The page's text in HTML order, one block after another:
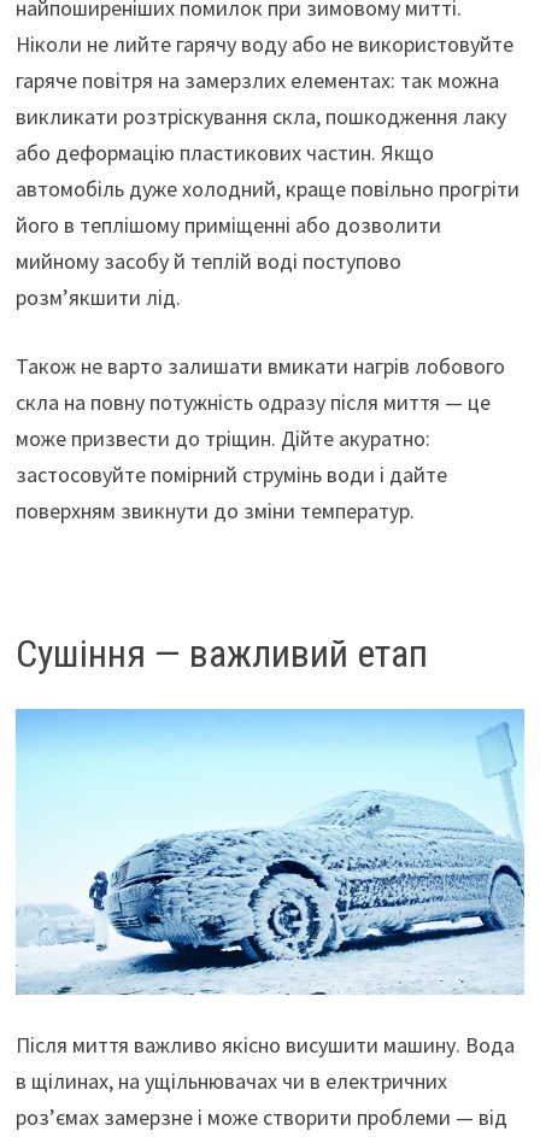
найпоширеніших помилок при зимовому митті.
Ніколи не лийте гарячу воду або не використовуйте
гаряче повітря на замерзлих елементах: так можна
викликати розтріскування скла, пошкодження лаку
або деформацію пластикових частин. Якщо
автомобіль дуже холодний, краще повільно прогріти
його в теплішому приміщенні або дозволити
мийному засобу й теплій воді поступово
розм’якшити лід.
Також не варто залишати вмикати нагрів лобового
скла на повну потужність одразу після миття — це
може призвести до тріщин. Дійте акуратно:
застосовуйте помірний струмінь води і дайте
поверхням звикнути до зміни температур.
Сушіння — важливий етап
Після миття важливо якісно висушити машину. Вода
в щілинах, на ущільнювачах чи в електричних
роз’ємах замерзне і може створити проблеми — від